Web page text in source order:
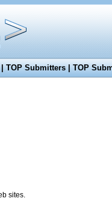
TOP Submitters|TOP
sites.